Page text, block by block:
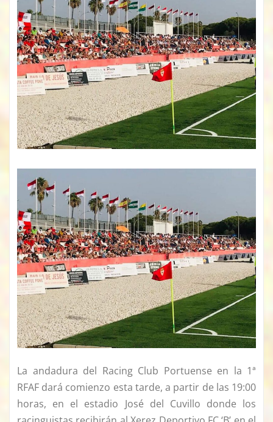
La andadura del Racing Club Portuense en la 1ª
RFAF dará comienzo esta tarde, a partir de las 19:00
horas, en el estadio José del Cuvillo donde los